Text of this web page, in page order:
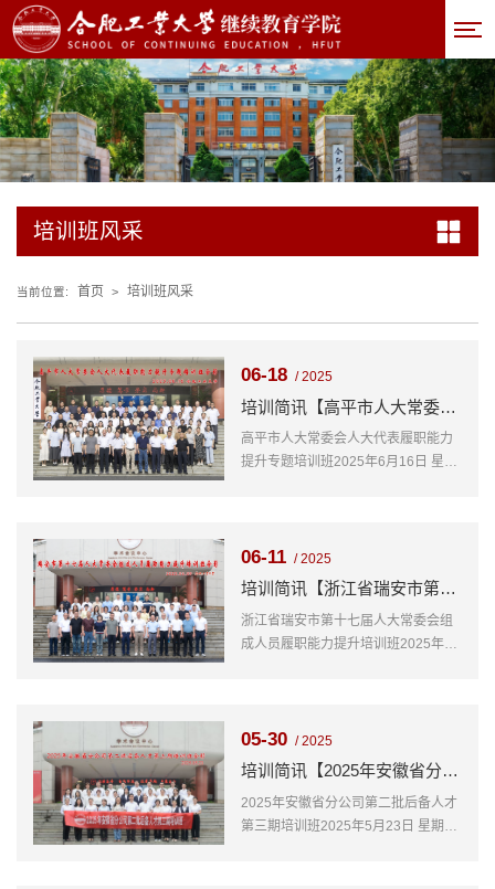
培训班风采
当前位置: 首页 > 培训班风采
06-18 / 2025
培训简讯【高平市人大常委会人大代表履职能力提升专题培训班】
高平市人大常委会人大代表履职能力
提升专题培训班2025年6月16日 星期
委会在我院组织高平市人大常委会人
大代表履职能力提升专题培训班，顺
利开班，本次培训为期7天，共89人
参加
06-11 / 2025
培训简讯【浙江省瑞安市第十七届人大常委会组成人员履职能力提升培训班】
浙江省瑞安市第十七届人大常委会组
成人员履职能力提升培训班2025年6
作风优良的人大干部队伍。浙江省瑞
安市人民代表大会常务委员会办公室
在我院组织浙江省瑞安市第十七届人
大常委会组成人员履职能力提升培训
班，顺利开班，本次培训为期6天，共
05-30 / 2025
培训简讯【2025年安徽省分公司第二批后备人才第三期培训班】
2025年安徽省分公司第二批后备人才
第三期培训班2025年5月23日 星期五